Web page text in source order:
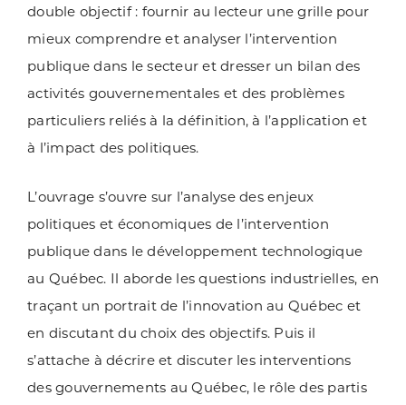
double objectif : fournir au lecteur une grille pour
mieux comprendre et analyser l’intervention
publique dans le secteur et dresser un bilan des
activités gouvernementales et des problèmes
particuliers reliés à la définition, à l’application et
à l’impact des politiques.
L’ouvrage s’ouvre sur l’analyse des enjeux
politiques et économiques de l’intervention
publique dans le développement technologique
au Québec. Il aborde les questions industrielles, en
traçant un portrait de l’innovation au Québec et
en discutant du choix des objectifs. Puis il
s’attache à décrire et discuter les interventions
des gouvernements au Québec, le rôle des partis